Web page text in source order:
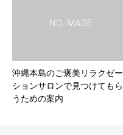
沖縄本島のご褒美リラクゼー
ションサロンで見つけてもら
うための案内